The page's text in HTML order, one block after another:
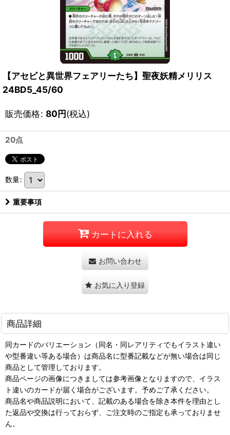
【アセビと異世界フェアリーたち】聖夜妖精メリリス
24BD5_45/60
販売価格: 80円(税込)
20点
数量:
重要事項
カートに入れる
お問い合わせ
お気に入り登録
商品詳細
同カードのバリエーション（同名・同レアリティでもイラスト違い
や型番違い等ある場合）は商品名に型番記載などが無い場合は同じ
商品として管理しております。
商品ページの画像につきましては参考画像となりますので、イラス
ト違いのカードが届く場合がございます。予めご了承ください。
商品名や商品説明において、記載のある場合を除き本件を理由とし
た返品や交換は行っておらず、ご注文時のご指定も承っておりませ
ん。